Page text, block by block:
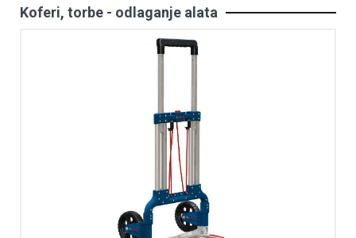
Koferi, torbe - odlaganje alata